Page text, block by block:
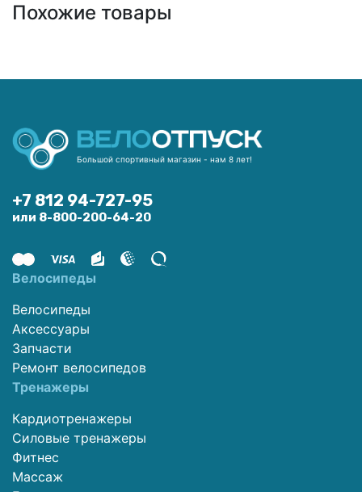
Похожие товары
Большой спортивный магазин - нам 8 лет!
+7 812 94-727-95
или 8-800-200-64-20
Велосипеды
Велосипеды
Аксессуары
Запчасти
Ремонт велосипедов
Тренажеры
Кардиотренажеры
Силовые тренажеры
Фитнес
Массаж